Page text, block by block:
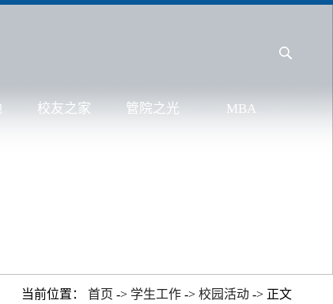
校友之家 管院之光 MBA
当前位置： 首页 -> 学生工作 -> 校园活动 -> 正文